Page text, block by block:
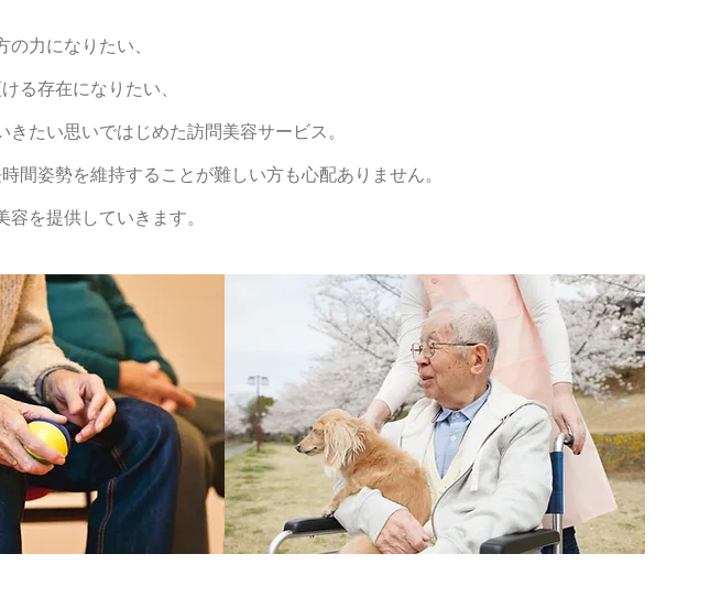
の力になりたい、
る存在になりたい、
たい思いではじめた訪問美容サービス。
間姿勢を維持することが難しい方も心配ありません。
を提供していきます。